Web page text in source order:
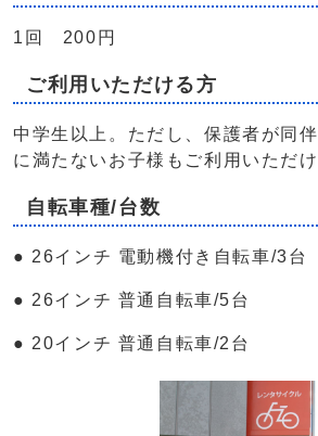
1回 200円
ご利用いただける方
中学生以上。ただし、保護者が同
に満たないお子様もご利用いただけ
自転車種/台数
● 26インチ 電動機付き自転車/3台
● 26インチ 普通自転車/5台
● 20インチ 普通自転車/2台